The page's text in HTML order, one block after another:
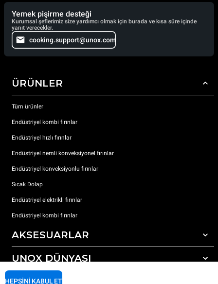
Yemek pişirme desteği
Kurumsal şeflerimiz size yardımcı olmak için burada ve kısa süre içinde
yanıt verecekler.
cooking.support@unox.com
ÜRÜNLER
Tüm ürünler
Endüstriyel kombi fırınlar
Endüstriyel hızlı fırınlar
Endüstriyel nemli konveksiyonel fırınlar
Endüstriyel konveksiyonlu fırınlar
Sıcak Dolap
Endüstriyel elektrikli fırınlar
Endüstriyel kombi fırınlar
AKSESUARLAR
Tüm aksesuarlar
Otomatik yıkama için deterjanlar
UNOX DÜNYASI
Dünyadaki ofislerimizx
DESTEK
HEPSINI KABUL ET